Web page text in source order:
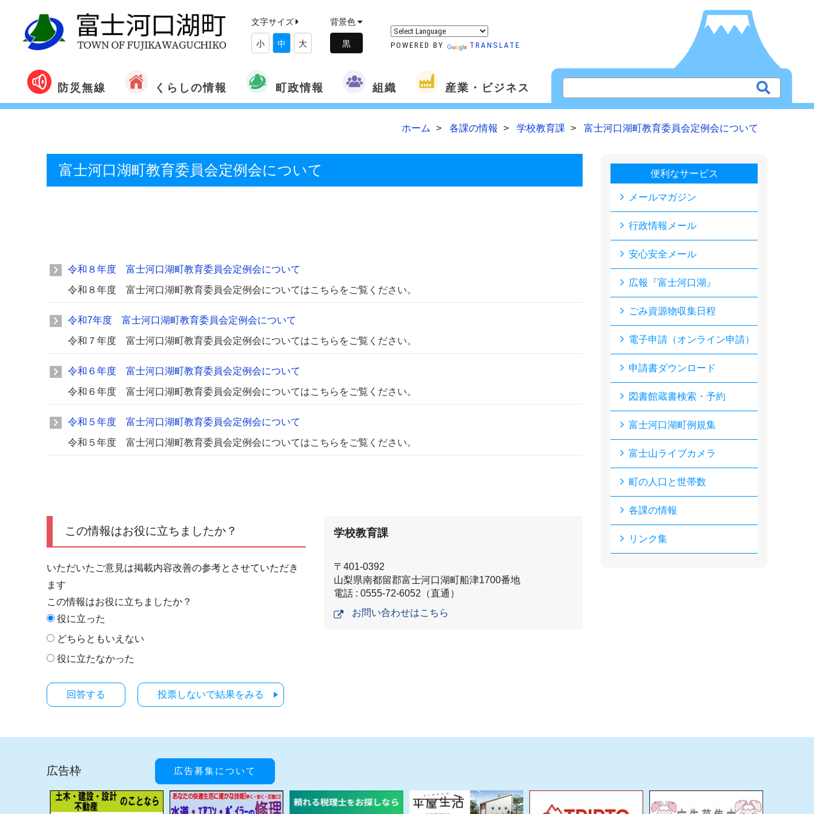
文字サイズ
小 中 大
背景色
POWERED BY TRANSLATE
防災無線 くらしの情報 町政情報 組織 産業・ビジネス
ホーム 各課の情報 学校教育課 富士河口湖町教育委員会定例会について
富士河口湖町教育委員会定例会について
令和８年度 富士河口湖町教育委員会定例会について
令和８年度 富士河口湖町教育委員会定例会についてはこちらをご覧ください。
令和7年度 富士河口湖町教育委員会定例会について
令和７年度 富士河口湖町教育委員会定例会についてはこちらをご覧ください。
令和６年度 富士河口湖町教育委員会定例会について
令和６年度 富士河口湖町教育委員会定例会についてはこちらをご覧ください。
令和５年度 富士河口湖町教育委員会定例会について
令和５年度 富士河口湖町教育委員会定例会についてはこちらをご覧ください。
この情報はお役に立ちましたか？
いただいたご意見は掲載内容改善の参考とさせていただき
ます
この情報はお役に立ちましたか？
役に立った
どちらともいえない
役に立たなかった
投票しないで結果をみる
学校教育課
〒401-0392
山梨県南都留郡富士河口湖町船津1700番地
電話 : 0555-72-6052（直通）
お問い合わせはこちら
便利なサービス
メールマガジン
行政情報メール
安心安全メール
広報『富士河口湖』
ごみ資源物収集日程
電子申請（オンライン申請）
申請書ダウンロード
図書館蔵書検索・予約
富士河口湖町例規集
富士山ライブカメラ
町の人口と世帯数
各課の情報
リンク集
広告枠 広告募集について